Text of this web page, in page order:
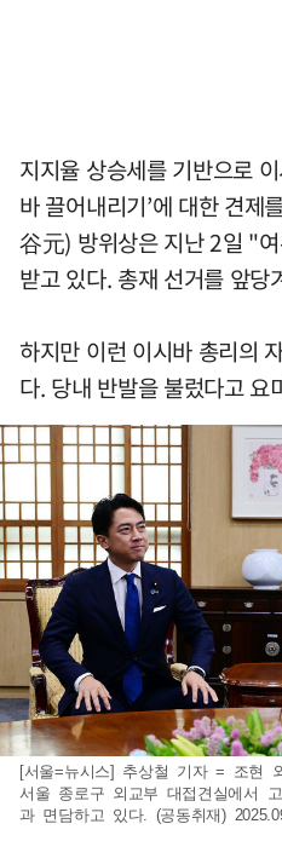
지지율 상승세를 기반으로
바 끌어내리기’에 대한 견제
谷元) 방위상은 지난 2일 "
받고 있다. 총재 선거를 앞
하지만 이런 이시바 총리의
다. 당내 반발을 불렀다고 요
[서울=뉴시스] 추상철 기자 = 조현
서울 종로구 외교부 대접견실에서
과 면담하고 있다. (공동취재)